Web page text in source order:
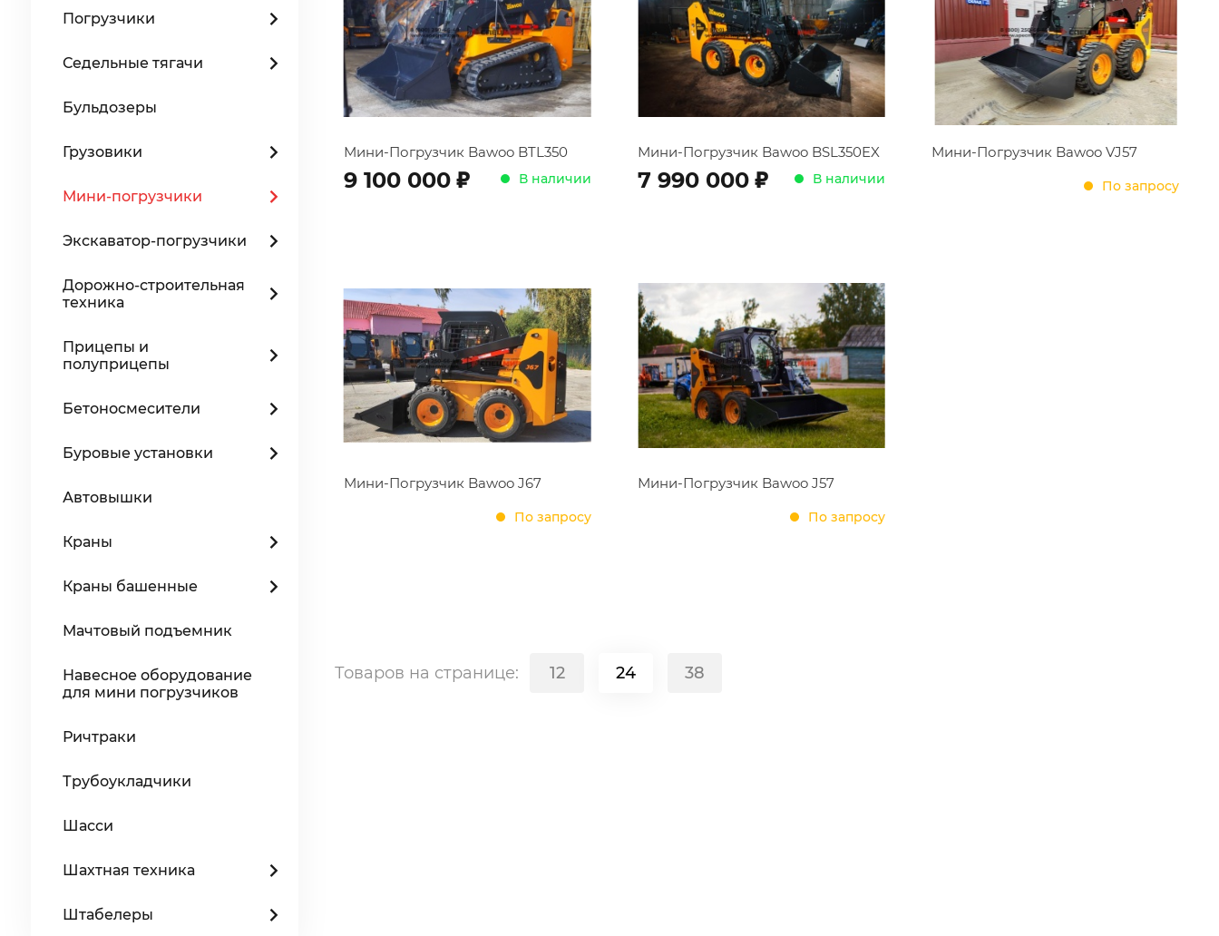
Погрузчики
Седельные тягачи
Бульдозеры
Грузовики
Мини-погрузчики
Экскаватор-погрузчики
Дорожно-строительная
техника
Прицепы и
полуприцепы
Бетоносмесители
Буровые установки
Автовышки
Краны
Краны башенные
Мачтовый подъемник
Навесное оборудование
для мини погрузчиков
Ричтраки
Трубоукладчики
Шасси
Шахтная техника
Штабелеры
Мини-Погрузчик Bawoo BTL350
9 100 000 ; В наличии
Мини-Погрузчик Bawoo BSL350EX
7 990 000 ; В наличии
Мини-Погрузчик Bawoo VJ57
По запросу
Мини-Погрузчик Bawoo J67
По запросу
Мини-Погрузчик Bawoo J57
По запросу
Товаров на странице: 12 24 38